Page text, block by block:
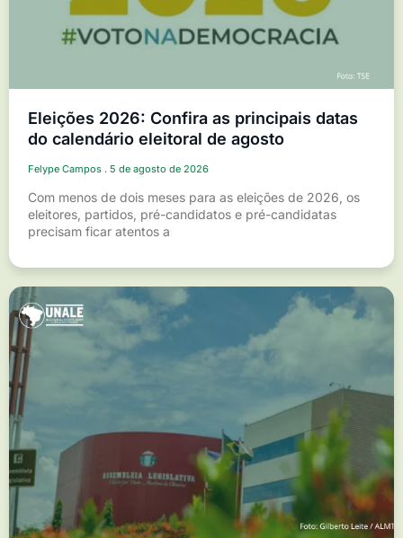
Eleições 2026: Confira as principais datas
do calendário eleitoral de agosto
Felype Campos 5 de agosto de 2026
Com menos de dois meses para as eleições de 2026, os
eleitores, partidos, pré-candidatos e pré-candidatas
precisam ficar atentos a